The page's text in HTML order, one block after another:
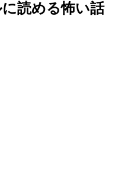
読める怖い話